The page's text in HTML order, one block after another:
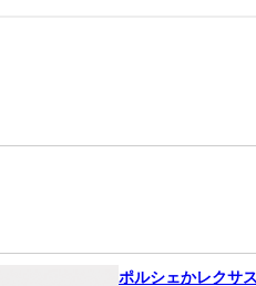
ポルシェかレクサ